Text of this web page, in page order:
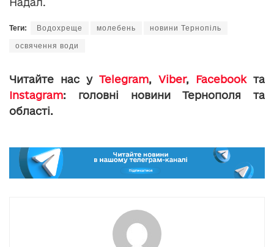
Теги: Водохреще молебень новини Тернопіль
освячення води
Читайте нас у Telegram, Viber, Facebookта
Instagram: головні новини Тернополя та
області.